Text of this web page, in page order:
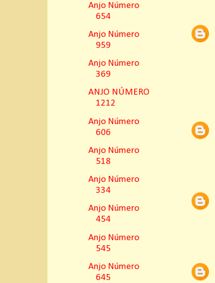
Anjo Número
654
Anjo Número
959
Anjo Número
369
ANJO NÚMERO
1212
Anjo Número
606
Anjo Número
518
Anjo Número
334
Anjo Número
454
Anjo Número
545
Anjo Número
645